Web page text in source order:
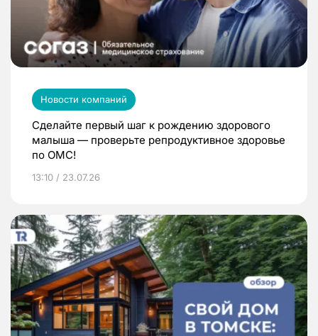
Новости компаний
Сделайте первый шаг к рождению здорового
малыша — проверьте репродуктивное здоровье
по ОМС!
13:10 / 23.07.26